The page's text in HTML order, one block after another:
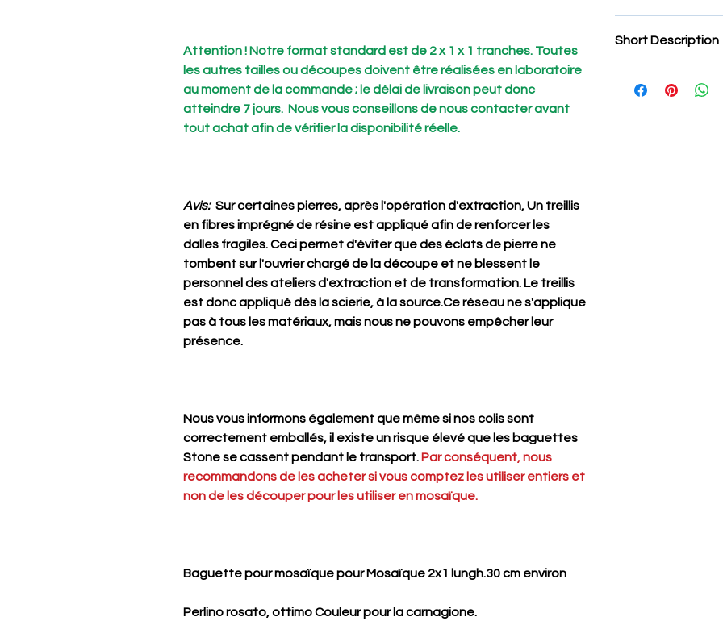
Attention ! Notre format standard est de 2 x 1 x 1 tranches. Toutes
les autres tailles ou découpes doivent être réalisées en laboratoire
au moment de la commande ; le délai de livraison peut donc
atteindre 7 jours. Nous vous conseillons de nous contacter avant
tout achat afin de vérifier la disponibilité réelle.
Avis:Sur certaines pierres, après l'opération d'extraction, Un treillis
en fibres imprégné de résine est appliqué afin de renforcer les
dalles fragiles. Ceci permet d'éviter que des éclats de pierre ne
tombent sur l'ouvrier chargé de la découpe et ne blessent le
personnel des ateliers d'extraction et de transformation. Le treillis
est donc appliqué dès la scierie, à la source.Ce réseau ne s'applique
pas à tous les matériaux, mais nous ne pouvons empêcher leur
présence.
Nous vous informons également que même si nos colis sont
correctement emballés, il existe un risque élevé que les baguettes
Stone se cassent pendant le transport. Par conséquent, nous
recommandons de les acheter si vous comptez les utiliser entiers et
non de les découper pour les utiliser en mosaïque.
Baguette pour mosaïque pour Mosaïque 2x1 lungh.30 cm environ
Perlino rosato, ottimo Couleur pour la carnagione.
marmo , Baguette
pour Mosaïque,
marmo , Baguette
Short Description
d'extraction,
On